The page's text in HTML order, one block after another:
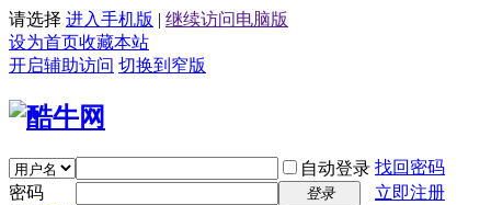
请选择 进入手机版 | 继续访问电脑版
设为首页收藏本站
开启辅助访问 切换到窄版
自动登录 找回密码
密码
登录
立即注册